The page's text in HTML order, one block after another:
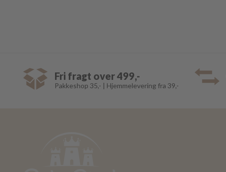
Fri fragt over 499,-
Pakkeshop 35,- | Hjemmelevering fra 39,-